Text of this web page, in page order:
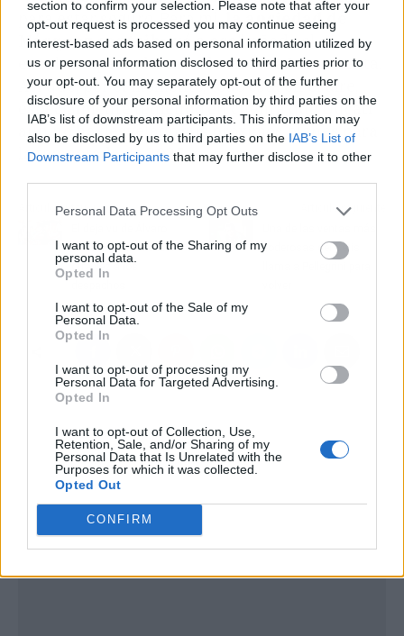
section to confirm your selection. Please note that after your
opt-out request is processed you may continue seeing
interest-based ads based on personal information utilized by
us or personal information disclosed to third parties prior to
your opt-out. You may separately opt-out of the further
disclosure of your personal information by third parties on the
IAB’s list of downstream participants. This information may
also be disclosed by us to third parties on the IAB’s List of
Downstream Participants that may further disclose it to other
Personal Data Processing Opt Outs
I want to opt-out of the Sharing of my
personal data.
Opted In
I want to opt-out of the Sale of my
Personal Data.
Opted In
I want to opt-out of processing my
Personal Data for Targeted Advertising.
Opted In
I want to opt-out of Collection, Use,
Retention, Sale, and/or Sharing of my
Personal Data that Is Unrelated with the
Purposes for which it was collected.
Opted Out
CONFIRM
para estar seguro. Para mí,la ansiedad de
Márquez contribuyó a eso", añade el
exsubcampeón del mundo en los años ochenta.
Así que, por el momento, todo está en el aire,
especialmente teniendo en cuenta que Ducati
aún no ha desvelado sus próximos planes para
la temporada de 2025.
Artículo anterior
Morata en el Atlético:
otra vez a los
Artículo siguiente
poderosas del Betis